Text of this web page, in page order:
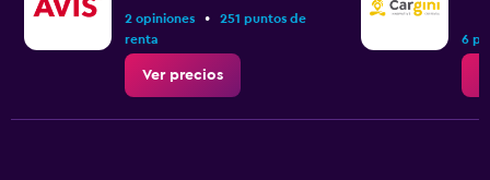
2 opiniones •
251 puntos de
renta
Ver precios
6